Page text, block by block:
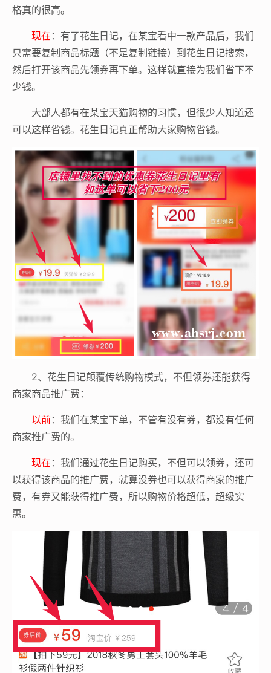
格真的很高。
现在 ：有了花生日记，在某宝看中一款产品后，我们
只需要复制商品标题（不是复制链接）到花生日记搜索，
然后打开该商品先领券再下单。这样就直接为我们省下不
少钱。
大部人都有在某宝天猫购物的习惯，但很少人知道还
可以这样省钱。花生日记真正帮助大家购物省钱。
2、花生日记颠覆传统购物模式，不但领券还能获得
商家商品推广费：
以前：我们在某宝下单，不管有没有券，都没有任何
商家推广费的。
现在 ：我们通过花生日记购买，不但可以领券，还可
以获得该商品的推广费，就算没券也可以获得商家的推广
费，有券又能获得推广费，所以购物价格超低，超级实
惠。